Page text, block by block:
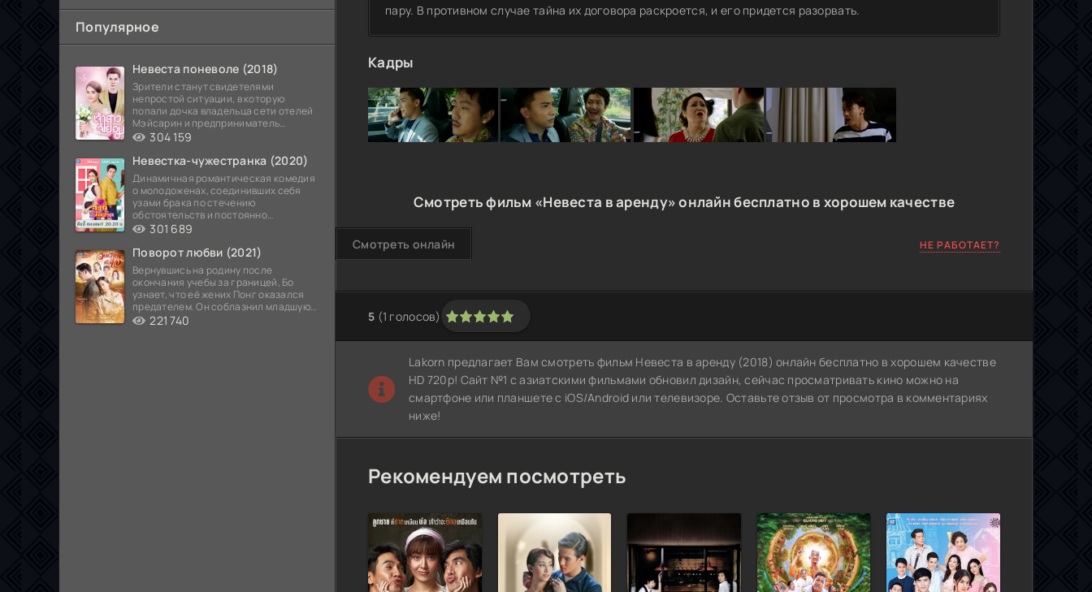
Популярное
Невеста поневоле (2018)
Зрители станут свидетелями
непростой ситуации, в которую
попали дочка владельца сети отелей
Мэйсарин и предприниматель
Кетдэн. Обоих главных героев
304 159
Невестка-чужестранка (2020)
Динамичная романтическая комедия
о молодоженах, соединивших себя
узами брака по стечению
обстоятельств и постоянно
попадающих в курьезные ситуации...
301 689
Поворот любви (2021)
Вернувшись на родину после
окончания учебы за границей, Бо
узнает, что её жених Понг оказался
предателем. Он соблазнил младшую
сестру хозяина
221 740
пару. В противном случае тайна их договора раскроется, и его придется разорвать.
Кадры
Смотреть фильм «Невеста в аренду» онлайн бесплатно в хорошем качестве
Смотреть онлайн НЕ РАБОТАЕТ?
5 (1 голосов)
100 2 3 4 5
Lakorn предлагает Вам смотреть фильм Невеста в аренду (2018) онлайн бесплатно в хорошем качестве
HD 720p! Сайт №1 с азиатскими фильмами обновил дизайн, сейчас просматривать кино можно на
смартфоне или планшете с iOS/Android или телевизоре. Оставьте отзыв от просмотра в комментариях
ниже!
Рекомендуем посмотреть